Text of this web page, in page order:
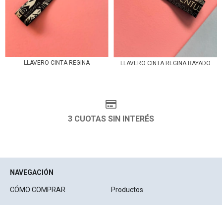
LLAVERO CINTA REGINA LLAVERO CINTA REGINA RAYADO
3 CUOTAS SIN INTERÉS
NAVEGACIÓN
CÓMO COMPRAR Productos